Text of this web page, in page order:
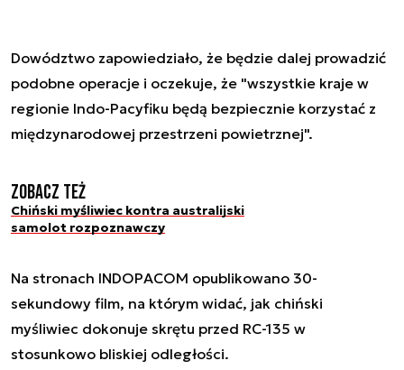
Dowództwo zapowiedziało, że będzie dalej prowadzić
podobne operacje i oczekuje, że "wszystkie kraje w
regionie Indo-Pacyfiku będą bezpiecznie korzystać z
międzynarodowej przestrzeni powietrznej".
Zobacz też
Chiński myśliwiec kontra australijski
samolot rozpoznawczy
Na stronach INDOPACOM opublikowano 30-
sekundowy film, na którym widać, jak chiński
myśliwiec dokonuje skrętu przed RC-135 w
stosunkowo bliskiej odległości.